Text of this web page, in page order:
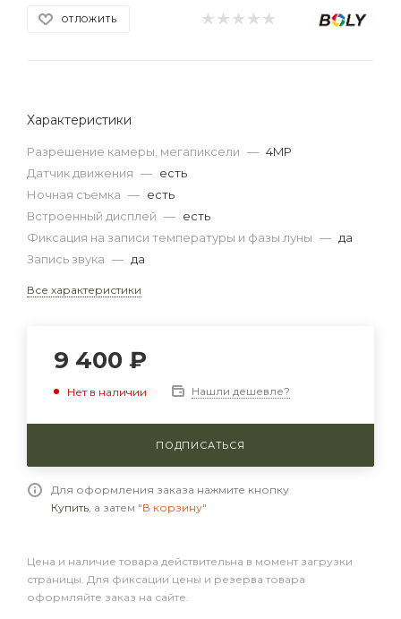
ОТЛОЖИТЬ
Характеристики
Разрешение камеры, мегапиксели — 4MP
Датчик движения — есть
Ночная съемка — есть
Встроенный дисплей — есть
Фиксация на записи температуры и фазы луны — да
Запись звука — да
Все характеристики
9 400 ₽
Нет в наличии Нашли дешевле?
ПОДПИСАТЬСЯ
Для оформления заказа нажмите кнопку
Купить, а затем "В корзину"
Цена и наличие товара действительна в момент загрузки
страницы. Для фиксации цены и резерва товара
оформляйте заказ на сайте.